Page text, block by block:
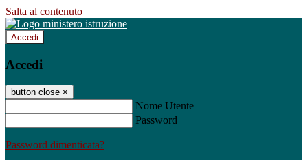
Salta al contenuto
Accedi
Accedi
button close ×
Nome Utente
Password
Password dimenticata?